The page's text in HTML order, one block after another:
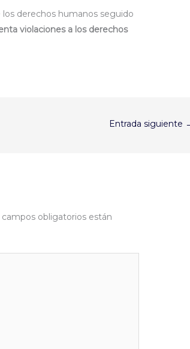
derechos humanos seguido
violaciones a los derechos
Entrada siguiente
campos obligatorios están